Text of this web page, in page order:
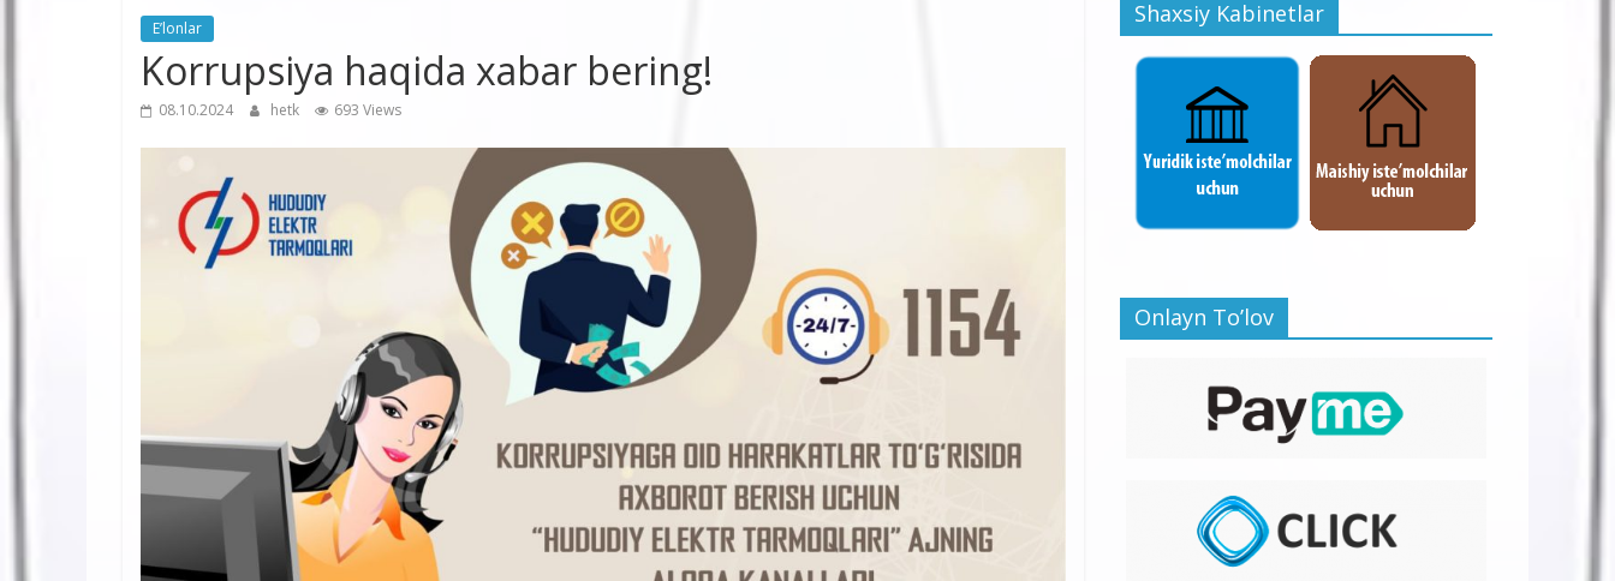
E’lonlar
Korrupsiya haqida xabar bering!
08.10.2024 hetk 693 Views
Shaxsiy Kabinetlar
Onlayn To’lov